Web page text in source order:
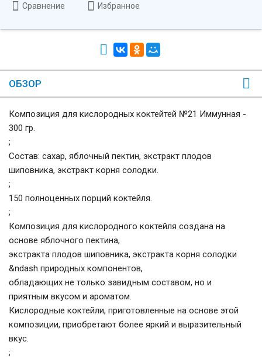
Сравнение Избранное
ОБЗОР
Композиция для кислородных коктейтей №21 Иммунная -
300 гр.
;
Состав: сахар, яблочный пектин, экстракт плодов
шиповника, экстракт корня солодки.
;
150 полноценных порций коктейля.
;
Композиция для кислородного коктейля создана на
основе яблочного пектина,
экстракта плодов шиповника, экстракта корня солодки
&ndash природных компонентов,
обладающих не только завидным составом, но и
приятным вкусом и ароматом.
Кислородные коктейли, приготовленные на основе этой
композиции, приобретают более яркий и выразительный
вкус.
;